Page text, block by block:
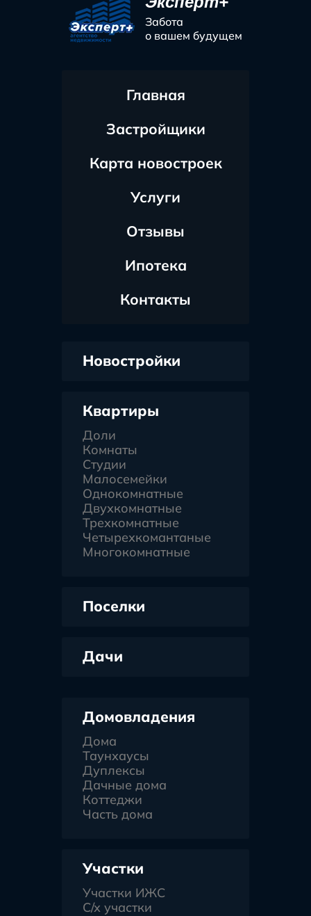
Забота
о вашем будущем
Главная
Застройщики
Карта новостроек
Услуги
Отзывы
Ипотека
Контакты
Новостройки
Квартиры
Доли
Комнаты
Студии
Малосемейки
Однокомнатные
Двухкомнатные
Трехкомнатные
Четырехкомантаные
Многокомнатные
Поселки
Дачи
Домовладения
Дома
Таунхаусы
Дуплексы
Дачные дома
Коттеджи
Часть дома
Участки
Участки ИЖС
С/х участки